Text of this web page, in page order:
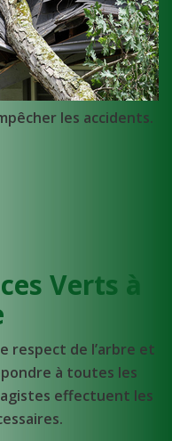
les accidents.
Verts à
respect de l’arbre et
à toutes les
effectuent les